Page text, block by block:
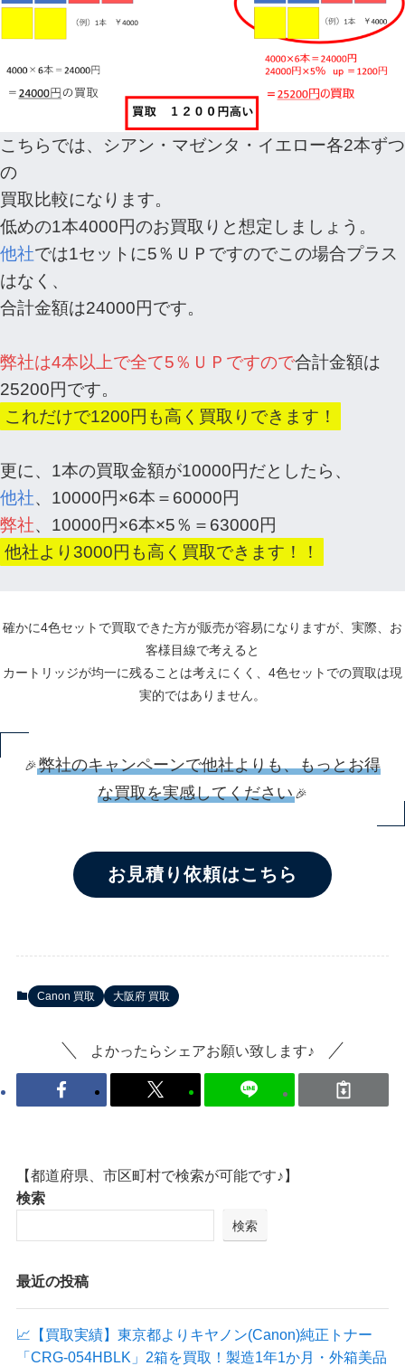
こちらでは、シアン・マゼンタ・イエロー各2本ずつ
の
買取比較になります。
低めの1本4000円のお買取りと想定しましょう。
他社では1セットに5％ＵＰですのでこの場合プラス
はなく、
合計金額は24000円です。
弊社は4本以上で全て5％ＵＰですので合計金額は
25200円です。
これだけで1200円も高く買取りできます！
更に、1本の買取金額が10000円だとしたら、
他社、10000円×6本＝60000円
弊社、10000円×6本×5％＝63000円
他社より3000円も高く買取できます！！
確かに4色セットで買取できた方が販売が容易になりますが、実際、お
客様目線で考えると
カートリッジが均一に残ることは考えにくく、4色セットでの買取は現
実的ではありません。
🎉弊社のキャンペーンで他社よりも、もっとお得
な買取を実感してください🎉
お見積り依頼はこちら
Canon 買取 大阪府 買取
よかったらシェアお願い致します♪
【都道府県、市区町村で検索が可能です♪】
検索
検索
最近の投稿
📈【買取実績】東京都よりキヤノン(Canon)純正トナー
「CRG-054HBLK」2箱を買取！製造1年1か月・外箱美品